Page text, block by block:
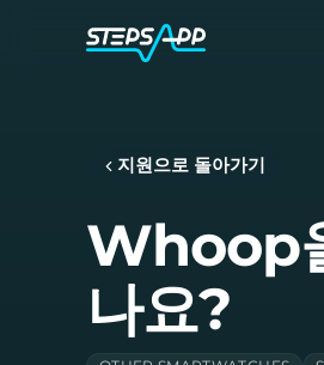
지원으로 돌아가기
Whoop
나요?